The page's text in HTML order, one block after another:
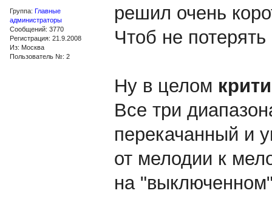
Группа: Главные
администраторы
Сообщений: 3770
Регистрация: 21.9.2008
Из: Москва
Пользователь №: 2
решил очень
Чтоб не
Ну в целом
Все три
перекачанный и
от мелодии к
на